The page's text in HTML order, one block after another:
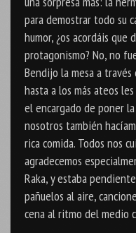
para demostrar todo su
humor, ¿os acordáis que
protagonismo? No, no
Bendijo la mesa a
hasta a los más ateos
el encargado de poner
nosotros también
rica comida. Todos nos
agradecemos
Raka, y estaba
pañuelos al aire,
cena al ritmo del medio